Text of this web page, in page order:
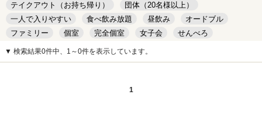
テイクアウト（お持ち帰り）
団体（20名様以上）
一人で入りやすい
食べ飲み放題 昼飲み
オードブル
ファミリー
個室 完全個室 女子会
せんべろ
キッズルーム
安い デート
▼ 検索結果0件中、1～0件を表示しています。
1